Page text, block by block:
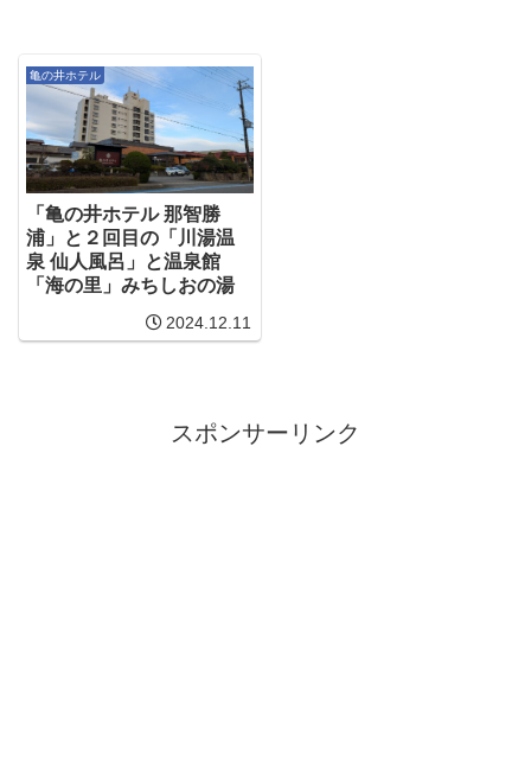
亀の井ホテル
「亀の井ホテル 那智勝
浦」と２回目の「川湯温
泉 仙人風呂」と温泉館
「海の里」みちしおの湯
2024.12.11
スポンサーリンク